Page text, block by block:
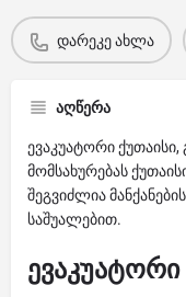
დარეკე ახლა
აღწერა
ევაკუატორი
მომსახურებას
შეგვიძლია
საშუალებით.
ევაკუატორი